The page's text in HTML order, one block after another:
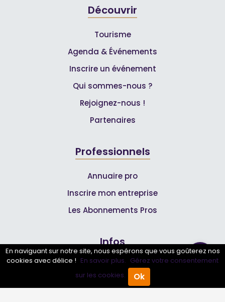
Annuaire Pro Agenda
Découvrir
Tourisme
Agenda & Événements
Inscrire un événement
Qui sommes-nous ?
Rejoignez-nous !
Partenaires
Professionnels
Annuaire pro
Inscrire mon entreprise
Les Abonnements Pros
Infos
Mentions légales et CGV
En naviguant sur notre site, nous espérons que vous goûterez nos
cookies avec délice ! En savoir plus. Gérez votre consentement
sur les cookies.
Ok